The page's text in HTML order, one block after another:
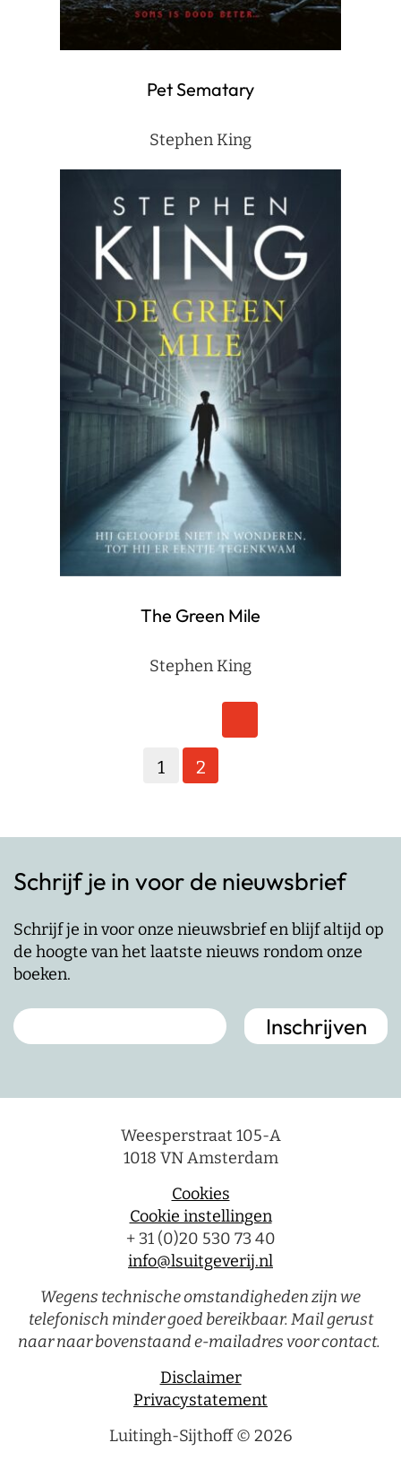
Pet Sematary
Stephen King
The Green Mile
Stephen King
1 2
Schrijf je in voor de nieuwsbrief
Schrijf je in voor onze nieuwsbrief en blijf altijd op
de hoogte van het laatste nieuws rondom onze
boeken.
Weesperstraat 105-A
1018 VN Amsterdam
Cookies
Cookie instellingen
+ 31 (0)20 530 73 40
info@lsuitgeverij.nl
Wegens technische omstandigheden zijn we
telefonisch minder goed bereikbaar. Mail gerust
naar naar bovenstaand e-mailadres voor contact.
Disclaimer
Privacystatement
Luitingh-Sijthoff © 2026